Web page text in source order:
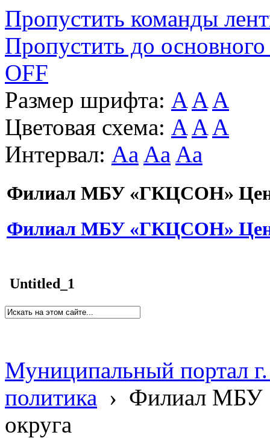
Пропустить команды
Пропустить до основного
OFF
Размер шрифта: A A A
Цветовая схема: A A A
Интервал: Aa Aa Aa
Филиал МБУ «ГКЦСОН»
Филиал МБУ «ГКЦСОН»
Untitled_1
Муниципальный портал
политика › Филиал МБУ
округа